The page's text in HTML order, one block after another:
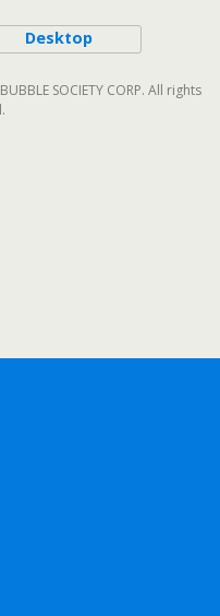
Desktop
SOCIETY CORP. All rights